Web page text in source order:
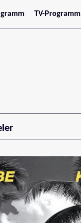
TV-Programm